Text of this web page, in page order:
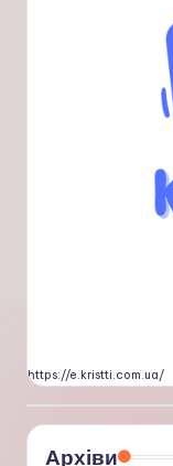
https://e.kristti.com.ua/
Архіви